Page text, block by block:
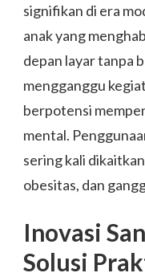
signifikan di era
anak yang
depan layar tanpa
mengganggu
berpotensi
mental.
sering kali
obesitas, dan
Inovasi
Solusi